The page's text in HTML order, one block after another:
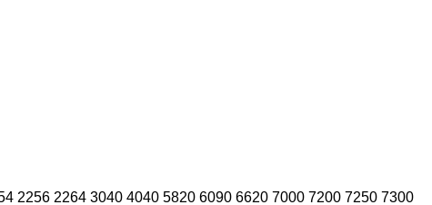
2256 2264 3040 4040 5820 6090 6620 7000 7200 7250 7300